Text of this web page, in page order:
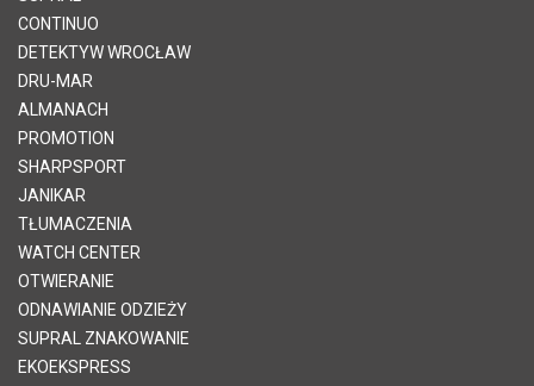
CONTINUO
DETEKTYW WROCŁAW
DRU-MAR
ALMANACH
PROMOTION
SHARPSPORT
JANIKAR
TŁUMACZENIA
WATCH CENTER
OTWIERANIE
ODNAWIANIE ODZIEŻY
SUPRAL ZNAKOWANIE
EKOEKSPRESS